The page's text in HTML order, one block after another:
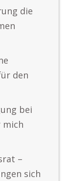
die
den
bei
mich
–
sich